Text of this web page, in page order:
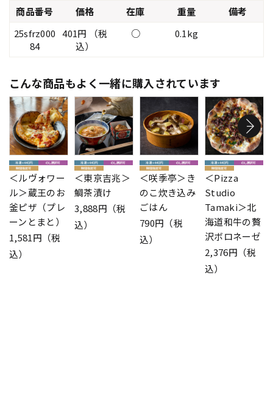
商品番号 価格 在庫 重量
備考
25sfrz000
84
401円 （税
込）
○ 0.1kg
こんな商品もよく一緒に購入されています
＜ルヴォワー
ル＞蔵王のお
釜ピザ（プレ
ーンとまと）
1,581円（税
込）
＜東京吉兆＞
鯛茶漬け
3,888円（税
込）
＜咲季亭＞き
のこ炊き込み
ごはん
790円（税
込）
＜Pizza
Studio
Tamaki＞北
海道和牛の贅
沢ボロネーゼ
2,376円（税
込）